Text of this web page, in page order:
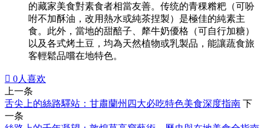
的藏家美食對素食者相當友善。传统的青稞糌粑（可吩
咐不加酥油，改用熱水或純茶捏製）是極佳的純素主
食。此外，當地的甜醅子、犛牛奶優格（可自行加糖）
以及各式烤土豆，均為天然植物或乳製品，能讓蔬食旅
客輕鬆品嚐在地特色。
 0人喜欢
上一条
舌尖上的絲路驛站：甘肅蘭州四大必吃特色美食深度指南 下
一条